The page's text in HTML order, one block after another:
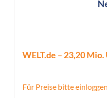
WELT.de – 23,20
Für Preise bitte